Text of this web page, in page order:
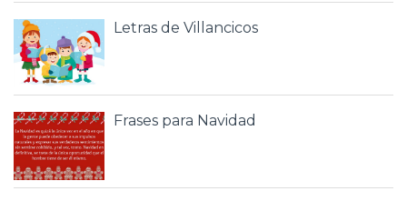
Letras de Villancicos
Frases para Navidad